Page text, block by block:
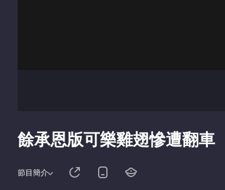
餘承恩版可樂雞翅慘遭翻車
節目簡介